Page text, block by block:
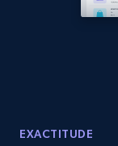
Amazon
EXACTITUDE